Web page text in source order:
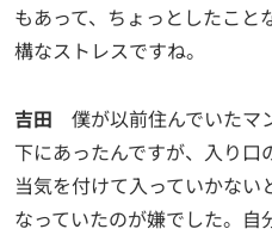
もあって、ちょっとしたこと
構なストレスですね。
吉田 僕が以前住んでいたマ
下にあったんですが、入り口
当気を付けて入っていかな
なっていたのが嫌でした。自